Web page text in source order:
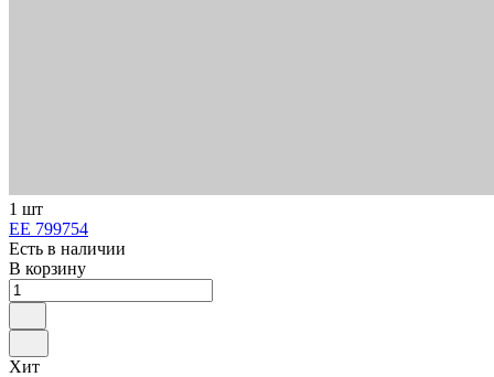
1 шт
ЕЕ 799754
Есть в наличии
В корзину
Хит